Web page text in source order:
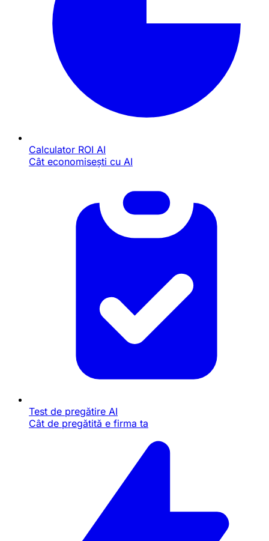
Calculator ROI AI
Cât economisești cu AI
Test de pregătire AI
Cât de pregătită e firma ta